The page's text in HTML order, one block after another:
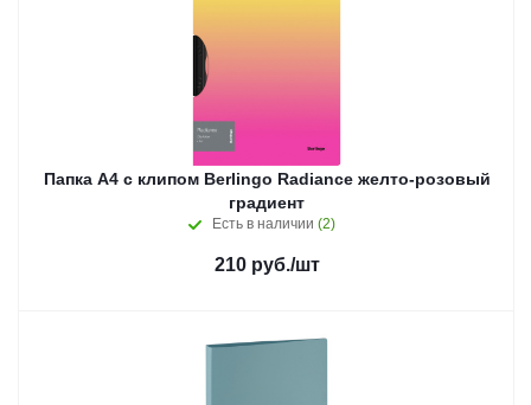
Папка А4 с клипом Berlingo Radiance желто-розовый
градиент
Есть в наличии (2)
210руб./шт